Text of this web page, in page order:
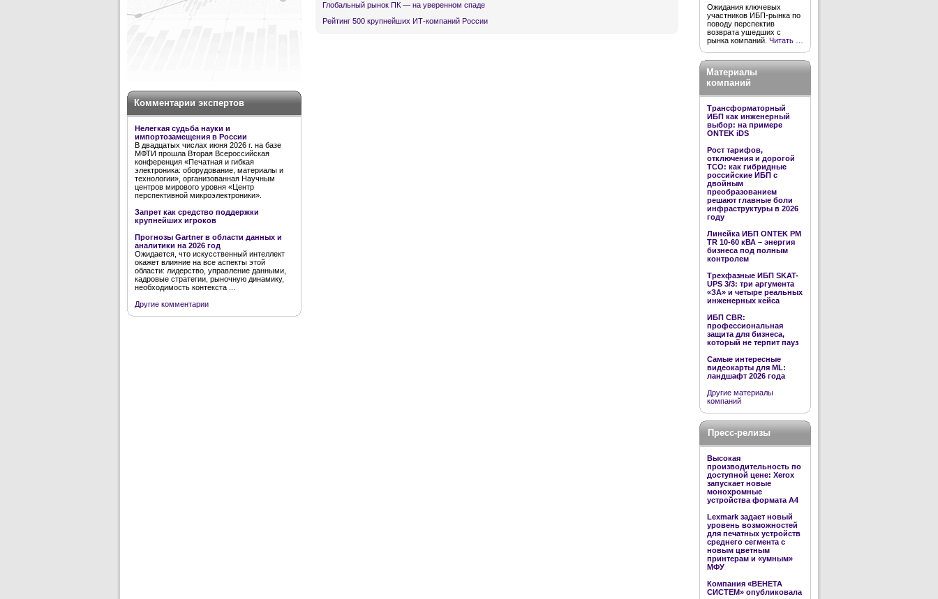
Комментарии экспертов
Нелегкая судьба науки и
импортозамещения в России
В двадцатых числах июня 2026 г. на базе
МФТИ прошла Вторая Всероссийская
конференция «Печатная и гибкая
электроника: оборудование, материалы и
технологии», организованная Научным
центров мирового уровня «Центр
перспективной микроэлектроники».
Запрет как средство поддержки
крупнейших игроков
Прогнозы Gartner в области данных и
аналитики на 2026 год
Ожидается, что искусственный интеллект
окажет влияние на все аспекты этой
области: лидерство, управление данными,
кадровые стратегии, рыночную динамику,
необходимость контекста ...
Другие комментарии
Глобальный рынок ПК — на уверенном спаде
Рейтинг 500 крупнейших ИТ-компаний России
Ожидания ключевых
участников ИБП-рынка по
поводу перспектив
возврата ушедших с
рынка компаний. Читать …
Материалы
компаний
Трансформаторный
ИБП как инженерный
выбор: на примере
ONTEK iDS
Рост тарифов,
отключения и дорогой
TCO: как гибридные
российские ИБП с
двойным
преобразованием
решают главные боли
инфраструктуры в 2026
году
Линейка ИБП ONTEK PM
TR 10-60 кВА – энергия
бизнеса под полным
контролем
Трехфазные ИБП SKAT-
UPS 3/3: три аргумента
«ЗА» и четыре реальных
инженерных кейса
ИБП CBR:
профессиональная
защита для бизнеса,
который не терпит пауз
Самые интересные
видеокарты для ML:
ландшафт 2026 года
Другие материалы
компаний
Пресс-релизы
Высокая
производительность по
доступной цене: Xerox
запускает новые
монохромные
устройства формата А4
Lexmark задает новый
уровень возможностей
для печатных устройств
среднего сегмента с
новым цветным
принтерам и «умным»
МФУ
Компания «ВЕНЕТА
СИСТЕМ» опубликовала